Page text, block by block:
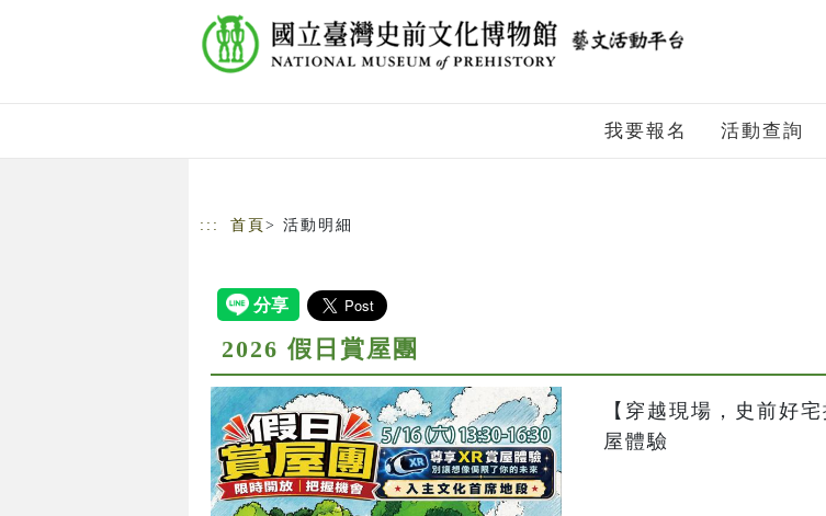
我要報名 活動查詢
::: 首頁 > 活動明細
2026 假日賞屋團
【穿越現場，史前好
屋體驗